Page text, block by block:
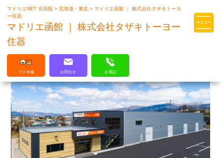
マドリエはLIXILの厳しい基準を
マドリエNET 全国版>北海道・東北>マドリエ函館 ｜ 株式会社タザキトーヨ
ー住器
マドリエ函館 ｜ 株式会社タザキトーヨー
住器
マド本舗 お問合せ お電話